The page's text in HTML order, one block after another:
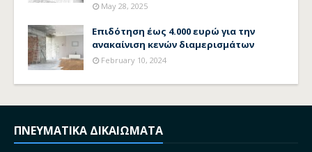
May 28, 2025
Επιδότηση έως 4.000 ευρώ για την
ανακαίνιση κενών διαμερισμάτων
February 10, 2024
ΠΝΕΥΜΑΤΙΚΑ ΔΙΚΑΙΩΜΑΤΑ